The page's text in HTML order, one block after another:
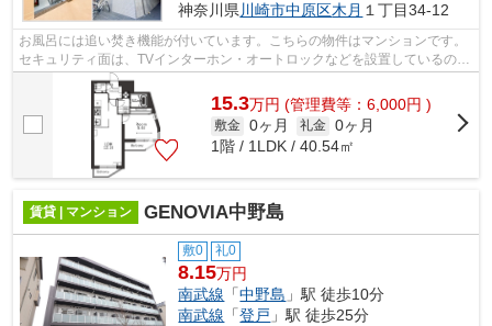
神奈川県川崎市中原区木月 １丁目34-12
お風呂には追い焚き機能が付いています。こちらの物件はマンションです。
セキュリティ面は、TVインターホン・オートロックなどを設置しているので
安全面でも優れております。快適に通...
15.3万円 (管理費等：6,000円 )
敷金 0ヶ月 礼金 0ヶ月
1階 / 1LDK / 40.54㎡
賃貸 | マンション GENOVIA中野島
敷0 礼0
8.15万円
南武線 「中野島 」駅 徒歩10分
南武線 「登戸 」駅 徒歩25分